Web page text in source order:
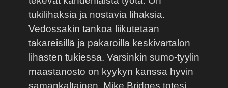
tukilihaksia ja nostavia lihaksia.
Vedossakin tankoa liikutetaan
takareisillä ja pakaroilla keskivartalon
lihasten tukiessa. Varsinkin sumo-tyylin
maastanosto on kyykyn kanssa hyvin
samankaltainen. Mike Bridges totesi